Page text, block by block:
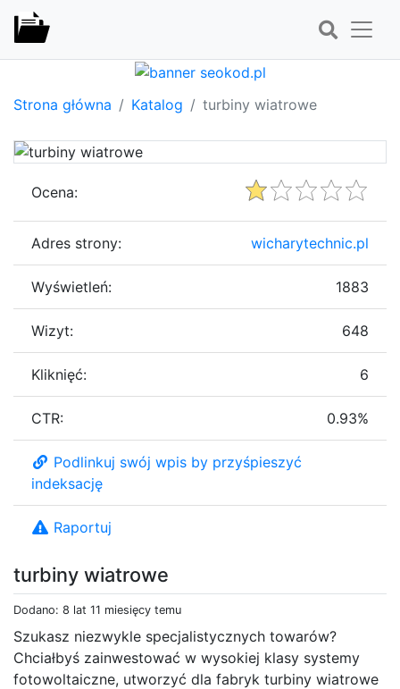
Strona główna Katalog turbiny wiatrowe
turbiny wiatrowe
Dodano: 8 lat 11 miesięcy temu
Szukasz niezwykle specjalistycznych towarów?
Chciałbyś zainwestować w wysokiej klasy systemy
fotowoltaiczne, utworzyć dla fabryk turbiny wiatrowe
Ocena:
Adres strony: wicharytechnic.pl
Wyświetleń: 1883
Wizyt: 648
Kliknięć: 6
CTR: 0.93%
Podlinkuj swój wpis by przyśpieszyć
indeksację
Raportuj